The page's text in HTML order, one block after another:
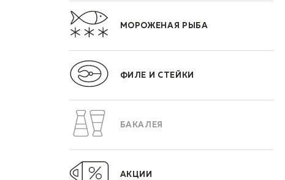
МОРОЖЕНАЯ РЫБА
ФИЛЕ И СТЕЙКИ
БАКАЛЕЯ
АКЦИИ